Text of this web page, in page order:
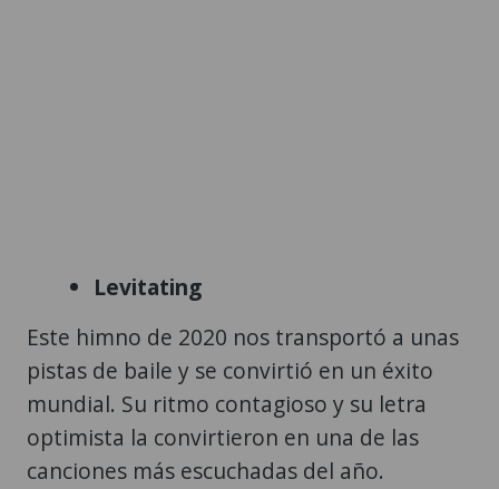
Levitating
Este himno de 2020 nos transportó a unas
pistas de baile y se convirtió en un éxito
mundial. Su ritmo contagioso y su letra
optimista la convirtieron en una de las
canciones más escuchadas del año.